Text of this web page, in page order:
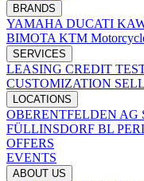
BRANDS
YAMAHA DUCATI
BIMOTA KTM
SERVICES
LEASING CREDIT
CUSTOMIZATION
LOCATIONS
OBERENTFELDEN AG
FÜLLINSDORF BL
OFFERS
EVENTS
ABOUT US